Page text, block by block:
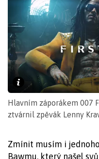
Hlavním záporákem 007
ztvárnil zpěvák Lenny
Zmínit musím i
Bawmu, který našel